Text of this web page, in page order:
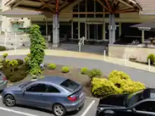
Föregående bild